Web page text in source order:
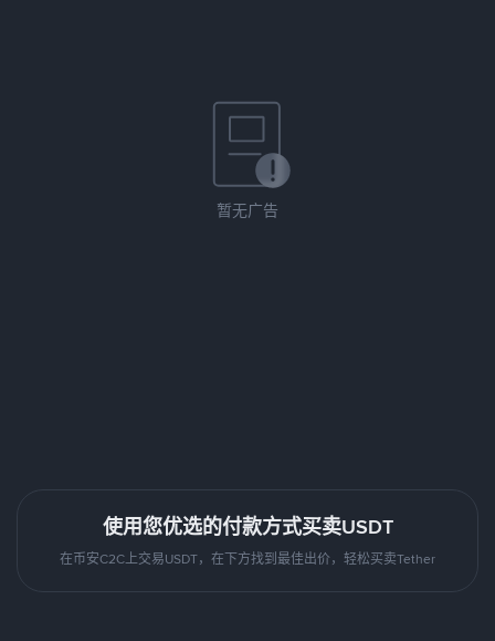
暂无广告
使用您优选的付款方式买卖USDT
在币安C2C上交易USDT，在下方找到最佳出价，轻松买卖Tether